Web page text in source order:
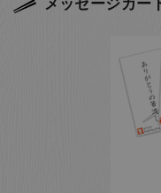
メッセージカー